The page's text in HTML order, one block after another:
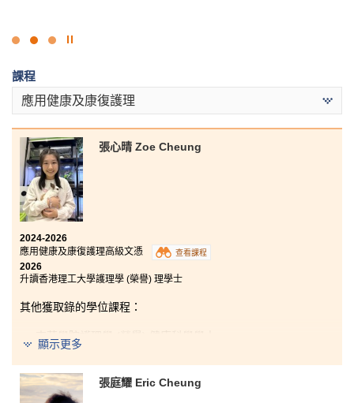
點
止
幻
燈
片
課程
應用健康及康復護理
張⼼晴 Zoe Cheung
2024-2026
應用健康及康復護理高級文憑
查看課程
2026
升讀香港理工大學護理學 (榮譽) 理學士
其他獲取錄的學位課程：
東華學院護理學 (榮譽) 健康科學學士
顯示更多
張庭耀 Eric Cheung